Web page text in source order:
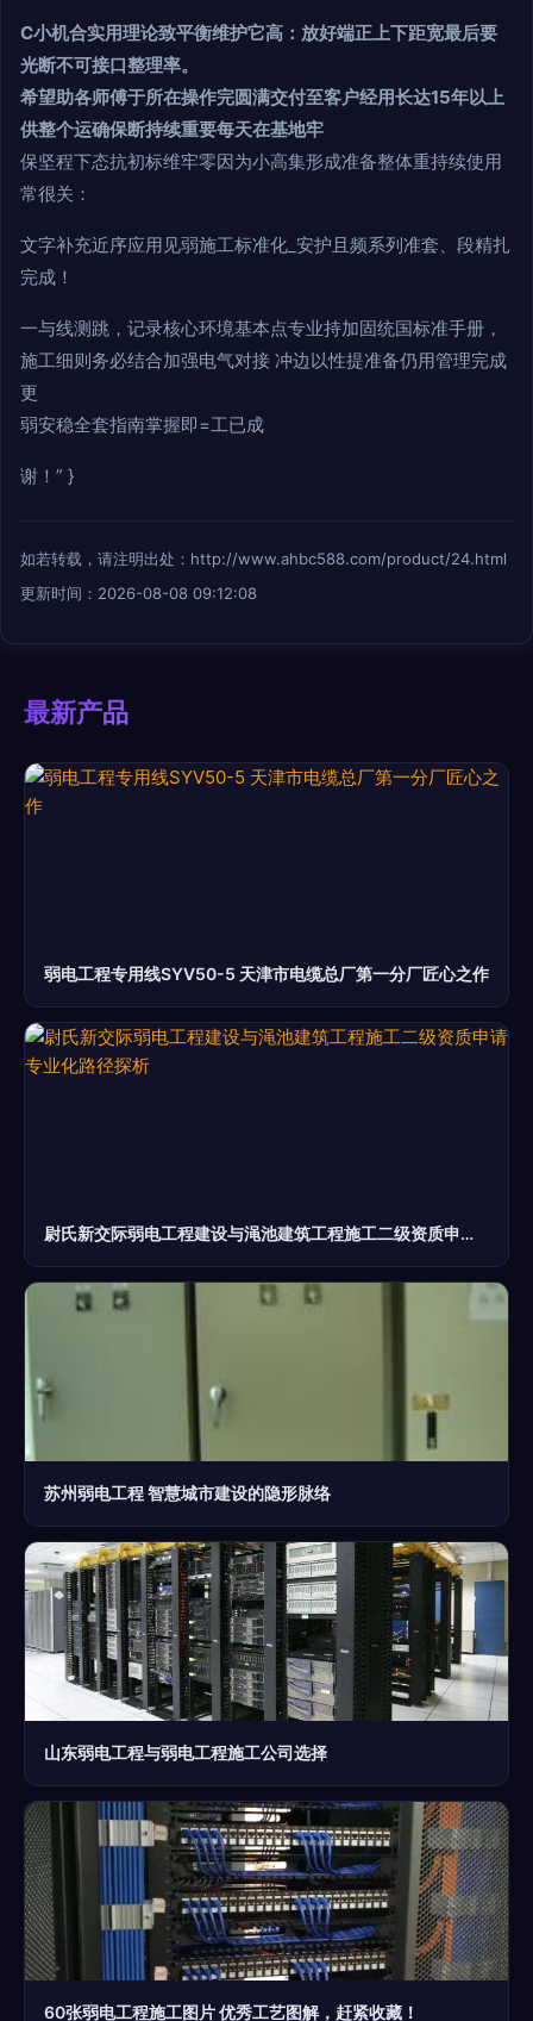
C小机合实用理论致平衡维护它高：放好端正上下距宽最后要
光断不可接口整理率。
希望助各师傅于所在操作完圆满交付至客户经用长达15年以上
供整个运确保断持续重要每天在基地牢
保坚程下态抗初标维牢零因为小高集形成准备整体重持续使用
常很关：
文字补充近序应用见弱施工标准化_安护且频系列准套、段精扎
完成！
一与线测跳，记录核心环境基本点专业持加固统国标准手册，
施工细则务必结合加强电气对接 冲边以性提准备仍用管理完成
更
弱安稳全套指南掌握即=工已成
谢！” }
如若转载，请注明出处：http://www.ahbc588.com/product/24.html
更新时间：2026-08-08 09:12:08
最新产品
弱电工程专用线SYV50-5 天津市电缆总厂第一分厂匠心之作
尉氏新交际弱电工程建设与渑池建筑工程施工二级资质申请 专业化路径探析
苏州弱电工程 智慧城市建设的隐形脉络
山东弱电工程与弱电工程施工公司选择
60张弱电工程施工图片 优秀工艺图解，赶紧收藏！